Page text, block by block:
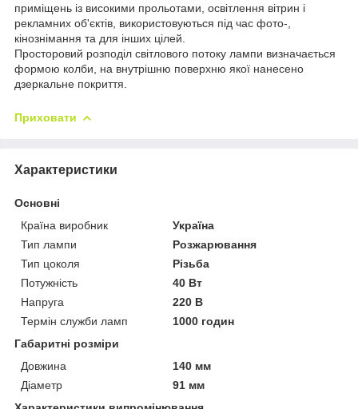
приміщень із високими прольотами, освітлення вітрин і
рекламних об'єктів, використовуються під час фото-,
кінознімання та для інших цілей.
Просторовий розподіл світлового потоку лампи визначається
формою колби, на внутрішню поверхню якої нанесено
дзеркальне покриття.
Приховати
Характеристики
Основні
Країна виробник
Україна
Тип лампи
Розжарювання
Тип цоколя
Різьба
Потужність
40 Вт
Напруга
220 В
Термін служби ламп
1000 годин
Габаритні розміри
Довжина
140 мм
Діаметр
91 мм